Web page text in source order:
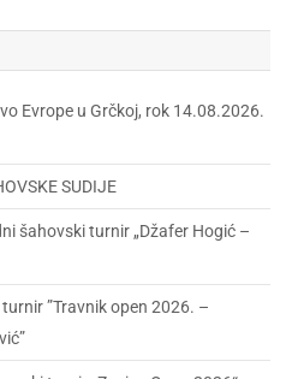
Evrope u Grčkoj, rok 14.08.2026.
SUDIJE
šahovski turnir „Džafer Hogić –
”Travnik open 2026. –